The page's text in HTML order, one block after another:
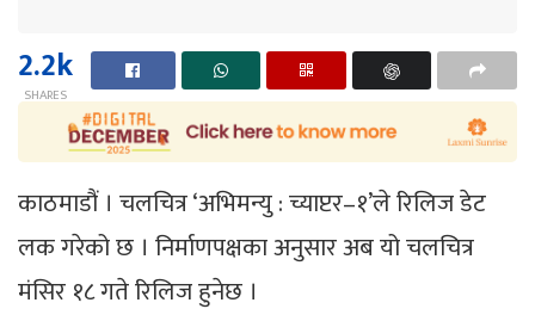
2.2k
SHARES
काठमाडौं । चलचित्र ‘अभिमन्यु : च्याप्टर–१’ले रिलिज डेट
लक गरेको छ । निर्माणपक्षका अनुसार अब यो चलचित्र
मंसिर १८ गते रिलिज हुनेछ ।